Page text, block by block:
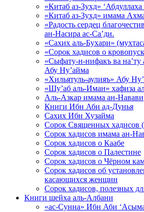
«Китаб аз-Зухд»
«Китаб аз-Зухд» имама
«Радость сердец
ан-Насира ас-Са’ди.
«Сахих аль-Бухари»
«Сорок хадисов о
«Сыфату-н-нифакъ ва на’ту
Абу Ну’айма
«Хильятуль-аулияъ» Абу
«Шу’аб аль-Иман» хафиза
Аль-Азкар имама ан-Навави
Книги Ибн Аби ад-Дунья
Сахих Ибн Хузайма
Сорок Священных хадисов
Сорок хадисов имама ан-
Сорок хадисов о Каабе
Сорок хадисов о Палестине
Сорок хадисов о Чёрном
Сорок хадисов об
касающихся женщин
Сорок хадисов, полезных
Книги шейха аль-Албани
«ас-Сунна» Ибн Аби